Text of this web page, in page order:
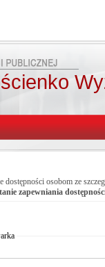
dostępności osobom ze
zapewniania